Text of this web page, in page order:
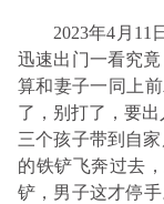
2023年4月
迅速出门一看究
算和妻子一同上
了，别打了，要
三个孩子带到自
的铁铲飞奔过去
铲，男子这才停